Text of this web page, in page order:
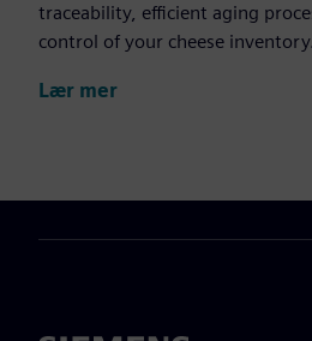
traceability, efficient aging
control of your cheese inventory.
Lær mer